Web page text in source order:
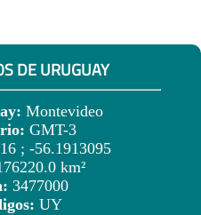
DE URUGUAY
Montevideo
GMT-3
; -56.1913095
km²
3477000
UY